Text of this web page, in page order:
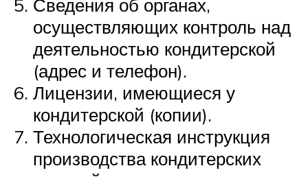
Сведения об органах,
осуществляющих контроль над
деятельностью кондитерской
(адрес и телефон).
Лицензии, имеющиеся у
кондитерской (копии).
Технологическая инструкция
производства кондитерских